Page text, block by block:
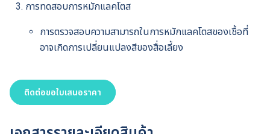
การทดสอบการหมักแลคโตส
การตรวจสอบความสามารถในการหมักแลคโตสของเชื้อที่
อาจเกิดการเปลี่ยนแปลงสีของสื่อเลี้ยง
ติดต่อขอใบเสนอราคา